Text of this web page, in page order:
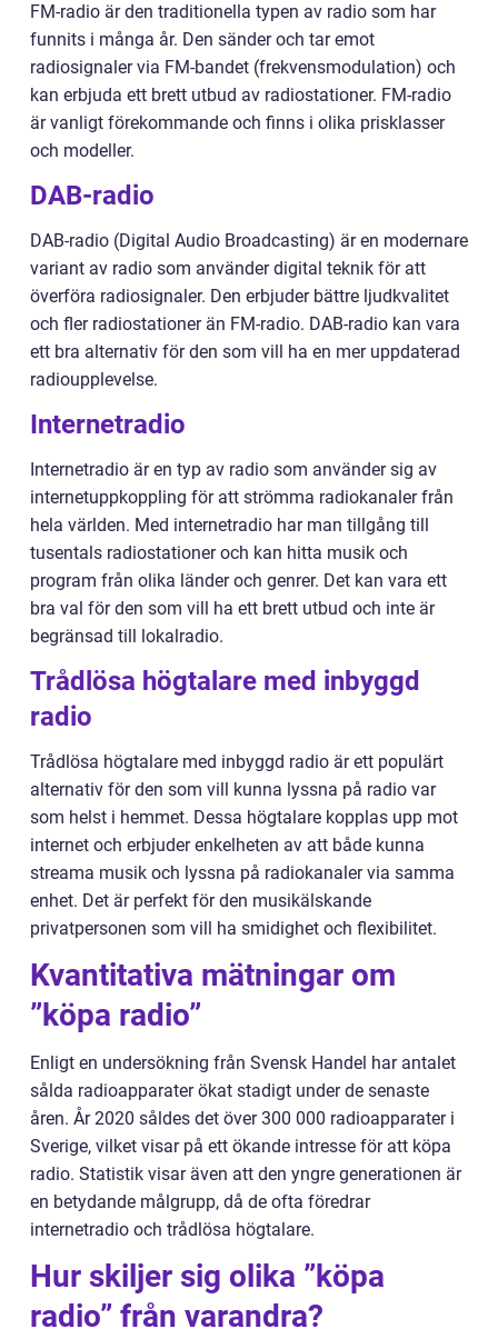
FM-radio är den traditionella typen av radio som har
funnits i många år. Den sänder och tar emot
radiosignaler via FM-bandet (frekvensmodulation) och
kan erbjuda ett brett utbud av radiostationer. FM-radio
är vanligt förekommande och finns i olika prisklasser
och modeller.
DAB-radio
DAB-radio (Digital Audio Broadcasting) är en modernare
variant av radio som använder digital teknik för att
överföra radiosignaler. Den erbjuder bättre ljudkvalitet
och fler radiostationer än FM-radio. DAB-radio kan vara
ett bra alternativ för den som vill ha en mer uppdaterad
radioupplevelse.
Internetradio
Internetradio är en typ av radio som använder sig av
internetuppkoppling för att strömma radiokanaler från
hela världen. Med internetradio har man tillgång till
tusentals radiostationer och kan hitta musik och
program från olika länder och genrer. Det kan vara ett
bra val för den som vill ha ett brett utbud och inte är
begränsad till lokalradio.
Trådlösa högtalare med inbyggd
radio
Trådlösa högtalare med inbyggd radio är ett populärt
alternativ för den som vill kunna lyssna på radio var
som helst i hemmet. Dessa högtalare kopplas upp mot
internet och erbjuder enkelheten av att både kunna
streama musik och lyssna på radiokanaler via samma
enhet. Det är perfekt för den musikälskande
privatpersonen som vill ha smidighet och flexibilitet.
Kvantitativa mätningar om
”köpa radio”
Enligt en undersökning från Svensk Handel har antalet
sålda radioapparater ökat stadigt under de senaste
åren. År 2020 såldes det över 300 000 radioapparater i
Sverige, vilket visar på ett ökande intresse för att köpa
radio. Statistik visar även att den yngre generationen är
en betydande målgrupp, då de ofta föredrar
internetradio och trådlösa högtalare.
Hur skiljer sig olika ”köpa
radio” från varandra?